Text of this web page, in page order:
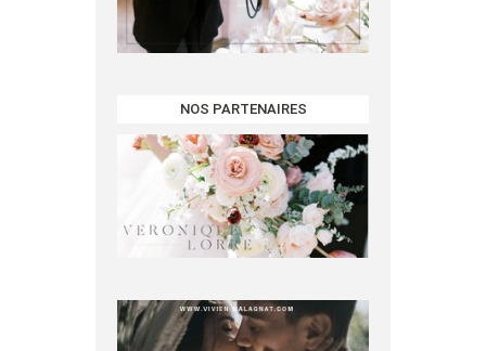
NOS PARTENAIRES